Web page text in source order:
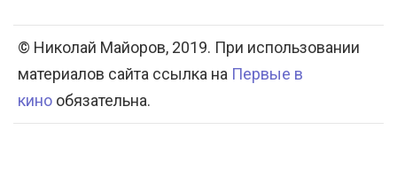
© Николай Майоров, 2019. При использовании
материалов сайта ссылка на Первые в
кино обязательна.